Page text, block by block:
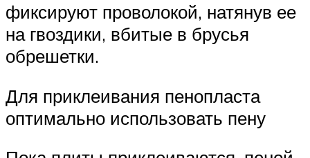
фиксируют проволокой, натянув ее
на гвоздики, вбитые в брусья
обрешетки.
Для приклеивания пенопласта
оптимально использовать пену